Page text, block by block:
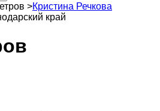
>Кристина Речкова
край